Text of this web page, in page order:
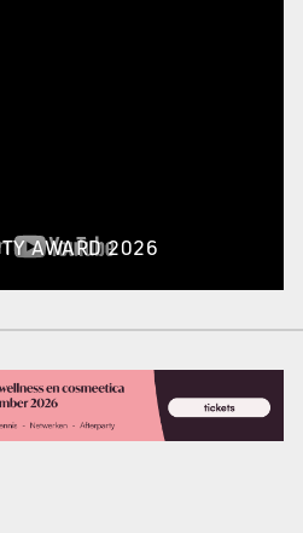
AWARD 2026